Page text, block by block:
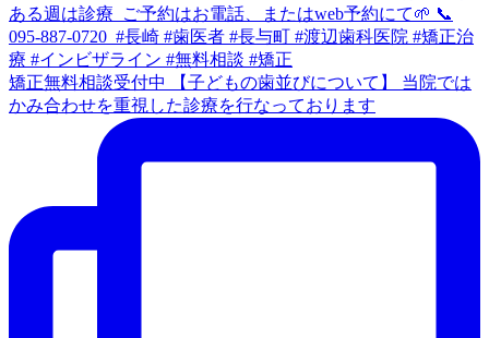
矯正無料相談受付中 【子どもの歯並びについて】 当院では
かみ合わせを重視した診療を行なっております